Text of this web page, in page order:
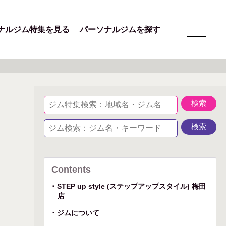
ルジム特集を見る パーソナルジムを探す
Contents
STEP up style (ステップアップスタイル) 梅田
店
ジムについて